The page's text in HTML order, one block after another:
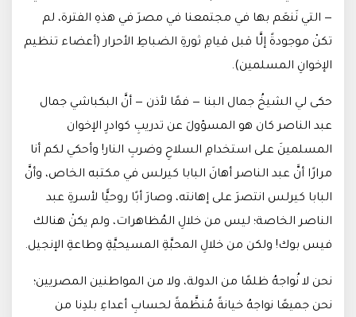
— التي نَنعَم بها في مجتمعنا في مصرَ في هذهِ الفترة، لم
تكنْ موجودةً إلَّا قبل قيامِ ثورةِ الضباطِ الأحرار (أعضاء تنظيم
الإخوانِ المسلمين).
حكى لي الشيخُ جمال البنا — فمًا لأذن — أنَّ البكباشي جمال
عبد الناصر كان هو المسؤولَ عن تدريبِ كوادرِ الإخوان
المسلمينَ على استخدامِ السلاحِ وضربِ النار! وأحكي لكم أنا
مرارًا أنَّ عبد الناصر أهانَ البابا كيرلس في مكتبه الخاص، وأنَّ
البابا كيرلس انتصرَ على إهانته، وصارَ أبًا روحيًّا لأسرةِ عبد
الناصر الخاصة؛ ليس من خلالِ المُظاهرات، ولم يكنْ هنالك
فيس بوك! ولكن من خلالِ المحبَّةِ المسيحيَّةِ وطاعةِ الإنجيل.
نحن لا نُواجهُ ظلمًا من الدولة، ولا من المواطنين المصريين؛
نحن جميعًا نواجهُ خيانةً مُنظَّمةً لحسابِ أعداءِ بلدِنا من